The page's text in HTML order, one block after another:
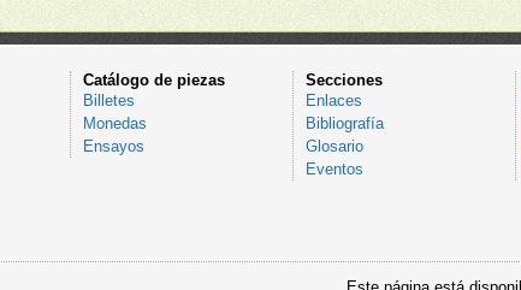
Catálogo de piezas
Billetes
Monedas
Ensayos
Secciones
Enlaces
Bibliografía
Glosario
Eventos